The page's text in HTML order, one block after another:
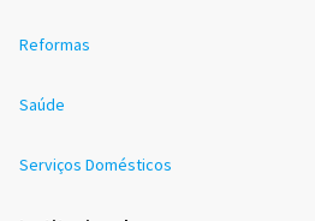
Reformas
Saúde
Serviços Domésticos